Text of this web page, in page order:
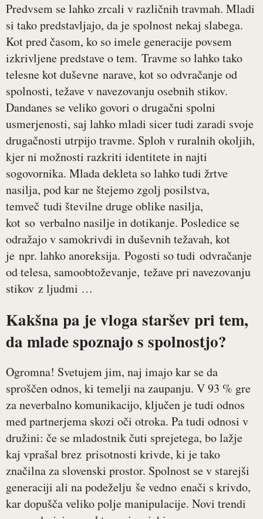
Predvsem se lahko zrcali v različnih travmah. Mladi
si tako predstavljajo, da je spolnost nekaj slabega.
Kot pred časom, ko so imele generacije povsem
izkrivljene predstave o tem. Travme so lahko tako
telesne kot duševne narave, kot so odvračanje od
spolnosti, težave v navezovanju osebnih stikov.
Dandanes se veliko govori o drugačni spolni
usmerjenosti, saj lahko mladi sicer tudi zaradi svoje
drugačnosti utrpijo travme. Sploh v ruralnih okoljih,
kjer ni možnosti razkriti identitete in najti
sogovornika. Mlada dekleta so lahko tudi žrtve
nasilja, pod kar ne štejemo zgolj posilstva,
temveč tudi številne druge oblike nasilja,
kot so verbalno nasilje in dotikanje. Posledice se
odražajo v samokrivdi in duševnih težavah, kot
je npr. lahko anoreksija. Pogosti so tudi odvračanje
od telesa, samoobtoževanje, težave pri navezovanju
stikov z ljudmi …
Kakšna pa je vloga staršev pri tem,
da mlade spoznajo s spolnostjo?
Ogromna! Svetujem jim, naj imajo kar se da
sproščen odnos, ki temelji na zaupanju. V 93 % gre
za neverbalno komunikacijo, ključen je tudi odnos
med partnerjema skozi oči otroka. Pa tudi odnosi v
družini: če se mladostnik čuti sprejetega, bo lažje
kaj vprašal brez prisotnosti krivde, ki je tako
značilna za slovenski prostor. Spolnost se v starejši
generaciji ali na podeželju še vedno enači s krivdo,
kar dopušča veliko polje manipulacije. Novi trendi